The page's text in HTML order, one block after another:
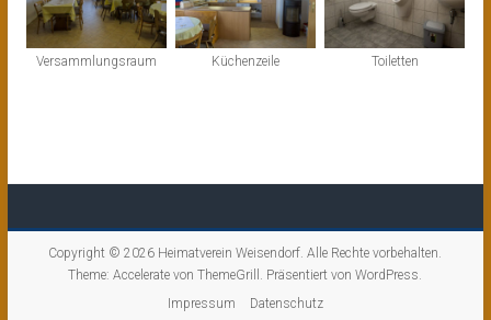
Versammlungsraum Küchenzeile Toiletten
Copyright © 2026 Heimatverein Weisendorf. Alle Rechte vorbehalten.
Theme:Accelerate von ThemeGrill. Präsentiert vonWordPress.
Impressum
Datenschutz